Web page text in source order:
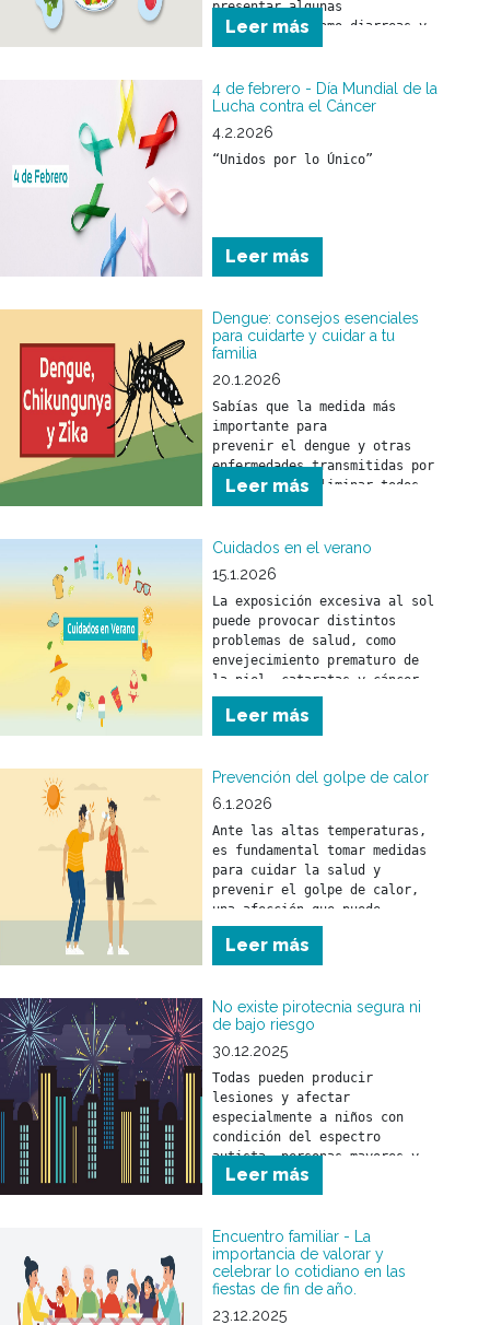
presentar algunas
enfermedades como diarreas y
el SUH (Síndrome urémico
prevenibles con medidas
sencillas como:
Leer más
4 de febrero - Día Mundial de la
Lucha contra el Cáncer
4.2.2026
“Unidos por lo Único”
Leer más
Dengue: consejos esenciales
para cuidarte y cuidar a tu
familia
20.1.2026
Sabías que la medida más
importante para
prevenir el dengue y otras
enfermedades transmitidas por
mosquitos es eliminar todos
los objetos o recipientes que
criaderos.
Leer más
Cuidados en el verano
15.1.2026
La exposición excesiva al sol
puede provocar distintos
problemas de salud, como
envejecimiento prematuro de
la piel, cataratas y cáncer
de piel.
Leer más
Prevención del golpe de calor
6.1.2026
Ante las altas temperaturas,
es fundamental tomar medidas
para cuidar la salud y
prevenir el golpe de calor,
una afección que puede
afectar a personas de
Leer más
No existe pirotecnia segura ni
de bajo riesgo
30.12.2025
Todas pueden producir
lesiones y afectar
especialmente a niños con
condición del espectro
autista, personas mayores y
animales.
Leer más
Encuentro familiar - La
importancia de valorar y
celebrar lo cotidiano en las
fiestas de fin de año.
23.12.2025